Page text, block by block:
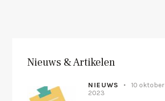
Nieuws & Artikelen
NIEUWS
10 oktober
2023